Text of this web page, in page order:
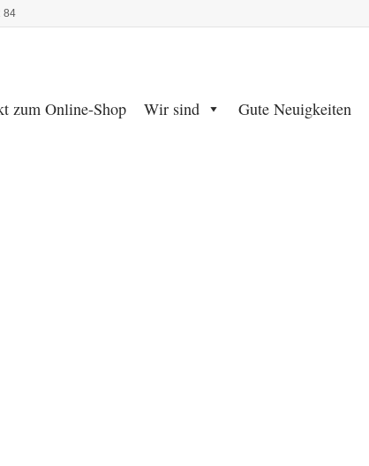
84
zum Online-Shop Wir sind Gute Neuigkeiten